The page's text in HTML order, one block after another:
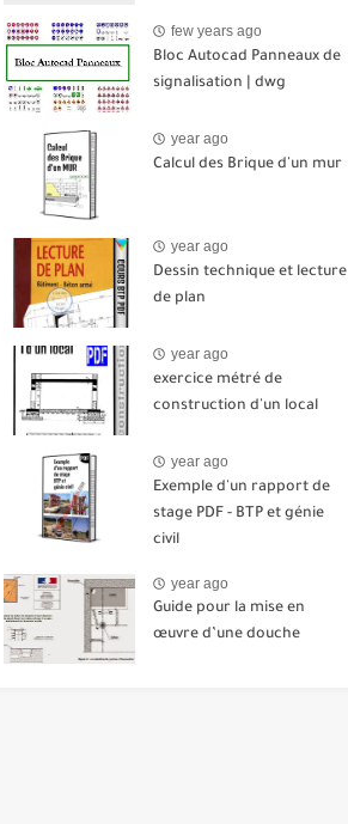
few years ago
Bloc Autocad Panneaux de
signalisation | dwg
year ago
Calcul des Brique d'un mur
year ago
Dessin technique et lecture
de plan
year ago
exercice métré de
construction d'un local
year ago
Exemple d'un rapport de
stage PDF - BTP et génie
civil
year ago
Guide pour la mise en
œuvre d’une douche